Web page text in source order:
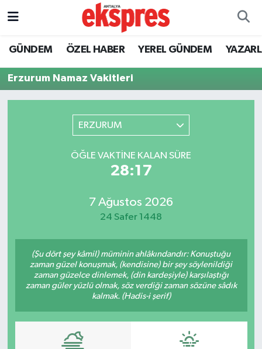
GÜNDEM ÖZEL HABER YEREL GÜNDEM
Erzurum Namaz Vakitleri
ERZURUM
ÖĞLE VAKTINE KALAN SÜRE
28:17
7 Ağustos 2026
24 Safer 1448
(Şu dört şey kâmil) müminin ahlâkındandır: Konuştuğu
zaman güzel konuşmak, (kendisine) bir şey söylenildiği
zaman güzelce dinlemek, (din kardeşiyle) karşılaştığı
zaman güler yüzlü olmak, söz verdiği zaman sözüne sâdık
kalmak. (Hadis-i şerif)
ÖZEL HABER
GÜNDEM
EKONOMİ
SAĞLIK
DÜNYA
EĞİTİM
TURİZM
Nöbetçi Eczaneler
Hava Durumu
Süper Lig Puan Durumu ve Fikstür